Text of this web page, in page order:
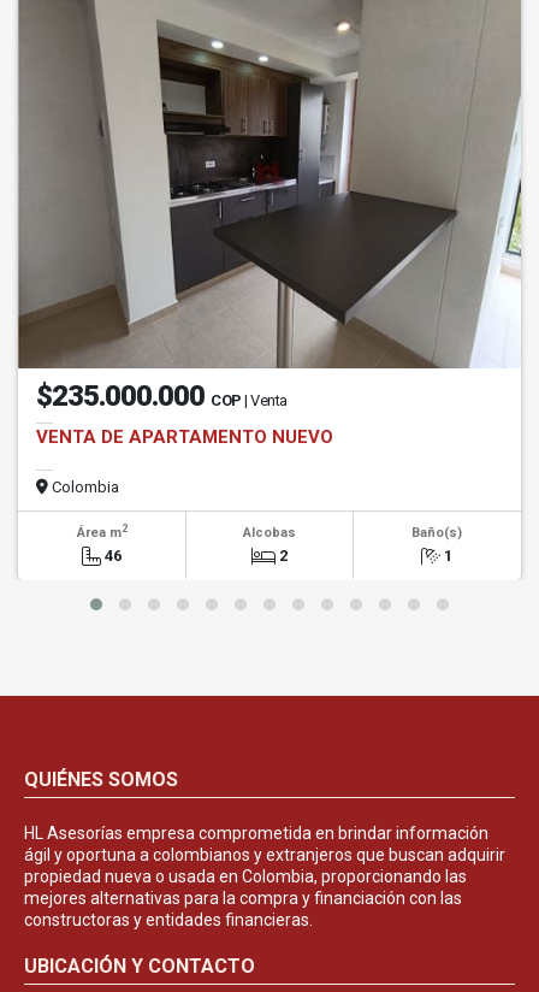
$235.000.000 COP | Venta
VENTA DE APARTAMENTO NUEVO
Colombia
Área m2
46
Alcobas
2
Baño(s)
1
QUIÉNES SOMOS
HL Asesorías empresa comprometida en brindar información
ágil y oportuna a colombianos y extranjeros que buscan adquirir
propiedad nueva o usada en Colombia, proporcionando las
mejores alternativas para la compra y financiación con las
constructoras y entidades financieras.
UBICACIÓN Y CONTACTO